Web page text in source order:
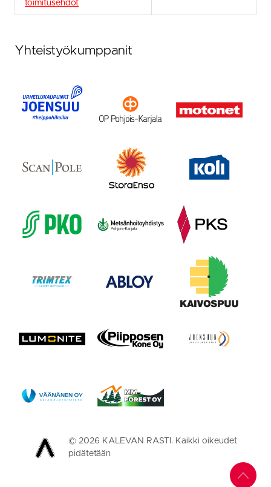
toimitusehdot
Yhteistyökumppanit
© 2026 KALEVAN RASTI. Kaikki oikeudet
pidätetään